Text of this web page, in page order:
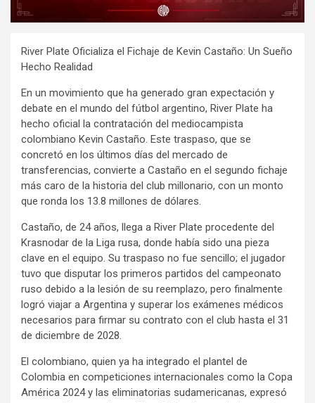
River Plate Oficializa el Fichaje de Kevin Castaño: Un Sueño
Hecho Realidad
En un movimiento que ha generado gran expectación y
debate en el mundo del fútbol argentino, River Plate ha
hecho oficial la contratación del mediocampista
colombiano Kevin Castaño. Este traspaso, que se
concretó en los últimos días del mercado de
transferencias, convierte a Castaño en el segundo fichaje
más caro de la historia del club millonario, con un monto
que ronda los 13.8 millones de dólares.
Castaño, de 24 años, llega a River Plate procedente del
Krasnodar de la Liga rusa, donde había sido una pieza
clave en el equipo. Su traspaso no fue sencillo; el jugador
tuvo que disputar los primeros partidos del campeonato
ruso debido a la lesión de su reemplazo, pero finalmente
logró viajar a Argentina y superar los exámenes médicos
necesarios para firmar su contrato con el club hasta el 31
de diciembre de 2028.
El colombiano, quien ya ha integrado el plantel de
Colombia en competiciones internacionales como la Copa
América 2024 y las eliminatorias sudamericanas, expresó